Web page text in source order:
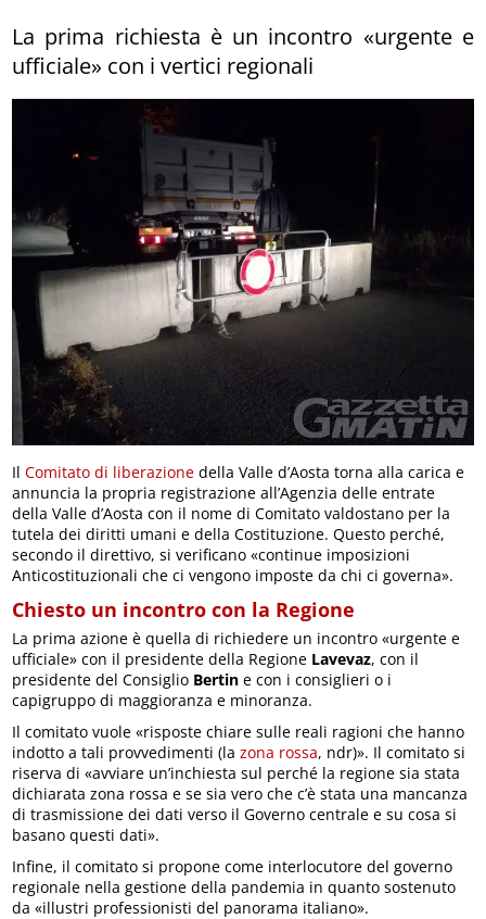
La prima richiesta è un incontro «urgente e
ufficiale» con i vertici regionali
IlComitato di liberazione della Valle d’Aosta torna alla carica e
annuncia la propria registrazione all’Agenzia delle entrate
della Valle d’Aosta con il nome di Comitato valdostano per la
tutela dei diritti umani e della Costituzione. Questo perché,
secondo il direttivo, si verificano «continue imposizioni
Anticostituzionali che ci vengono imposte da chi ci governa».
Chiesto un incontro con la Regione
La prima azione è quella di richiedere un incontro «urgente e
ufficiale» con il presidente della Regione Lavevaz, con il
presidente del Consiglio Bertin e con i consiglieri o i
capigruppo di maggioranza e minoranza.
Il comitato vuole «risposte chiare sulle reali ragioni che hanno
indotto a tali provvedimenti (lazona rossa, ndr)». Il comitato si
riserva di «avviare un’inchiesta sul perché la regione sia stata
dichiarata zona rossa e se sia vero che c’è stata una mancanza
di trasmissione dei dati verso il Governo centrale e su cosa si
basano questi dati».
Infine, il comitato si propone come interlocutore del governo
regionale nella gestione della pandemia in quanto sostenuto
da «illustri professionisti del panorama italiano».